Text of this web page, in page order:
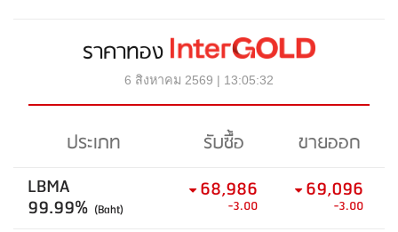
ราคาทอง
6 สิงหาคม 2569 | 13:05:32
ประเภท รับซื้อ
ขายออก
LBMA
99.99% (Baht)
68,986
-3.00
69,096
-3.00